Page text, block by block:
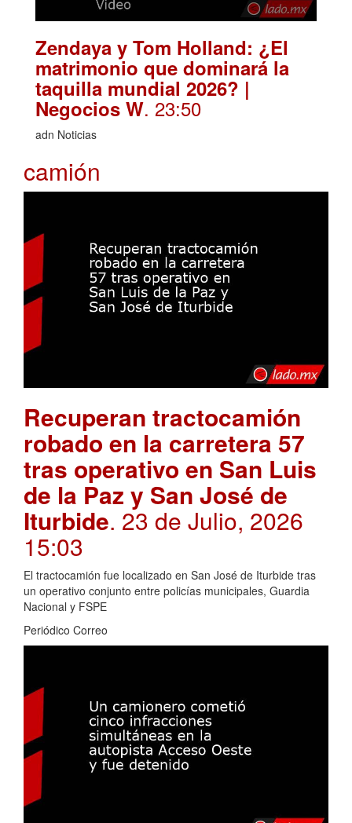
Zendaya y Tom Holland: ¿El
matrimonio que dominará la
taquilla mundial 2026? |
Negocios W. 23:50
adn Noticias
camión
Recuperan tractocamión
robado en la carretera 57
tras operativo en San Luis
de la Paz y San José de
Iturbide. 23 de Julio, 2026
15:03
El tractocamión fue localizado en San José de Iturbide tras
un operativo conjunto entre policías municipales, Guardia
Nacional y FSPE
Periódico Correo